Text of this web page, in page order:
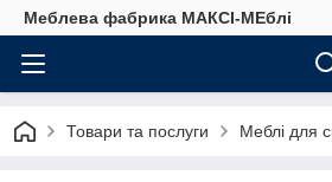
Меблева фабрика МАКСІ-МЕблі
Товари та послуги Меблі для